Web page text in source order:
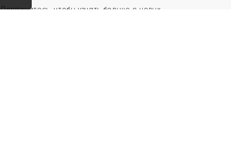
Подпишитесь, чтобы узнать больше о новых